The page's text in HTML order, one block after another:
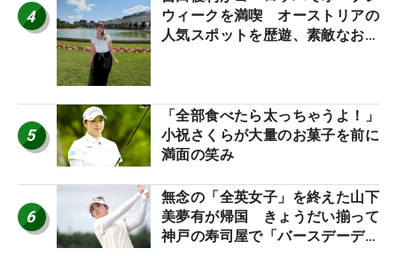
4
ウィークを満喫 オーストリアの
人気スポットを歴遊、素敵なお土
5
「全部食べたら太っちゃうよ！」
小祝さくらが大量のお菓子を前に
満面の笑み
6
無念の「全英女子」を終えた山下
美夢有が帰国 きょうだい揃って
神戸の寿司屋で「バースデーディ